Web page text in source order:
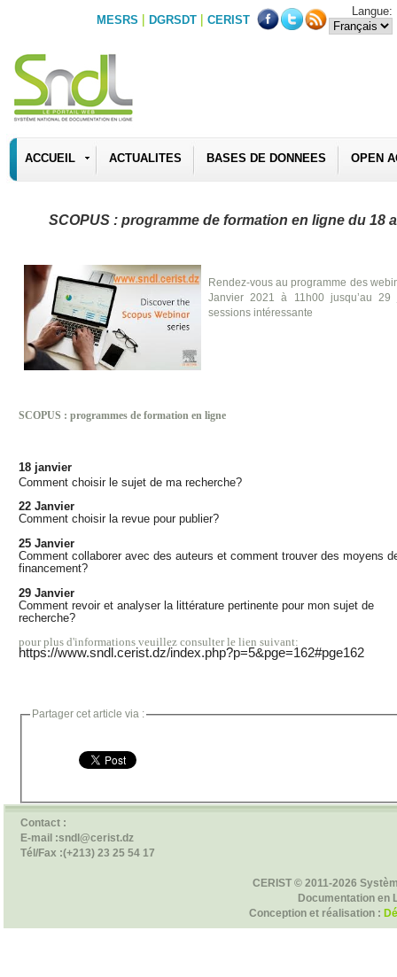
MESRS | DGRSDT | CERIST
Langue:
ACCUEIL ACTUALITES BASES DE DONNEES OPEN
SCOPUS : programme de formation en ligne du 18
Rendez-vous au programme des
Janvier 2021 à 11h00 jusqu’au
sessions intéressante
SCOPUS : programmes de formation en ligne
18 janvier
Comment choisir le sujet de ma recherche?
22 Janvier
Comment choisir la revue pour publier?
25 Janvier
Comment collaborer avec des auteurs et comment trouver des moyens
financement?
29 Janvier
Comment revoir et analyser la littérature pertinente pour mon sujet de
recherche?
pour plus d'informations veuillez consulter le lien suivant:
https://www.sndl.cerist.dz/index.php?p=5&pge=162#pge162
Partager cet article via :
Contact :
E-mail :sndl@cerist.dz
Tél/Fax :(+213) 23 25 54 17
CERIST © 2011-2026
Documentation en
Conception et réalisation :